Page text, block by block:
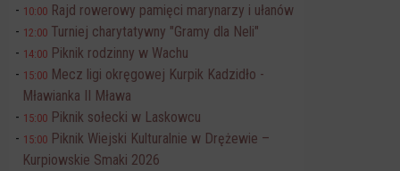
10:00 Rajd rowerowy pamięci marynarzy i ułanów
12:00 Turniej charytatywny "Gramy dla Neli"
14:00 Piknik rodzinny w Wachu
15:00 Mecz ligi okręgowej Kurpik Kadzidło -
Mławianka II Mława
15:00 Piknik sołecki w Laskowcu
15:00 Piknik Wiejski Kulturalnie w Drężewie –
Kurpiowskie Smaki 2026